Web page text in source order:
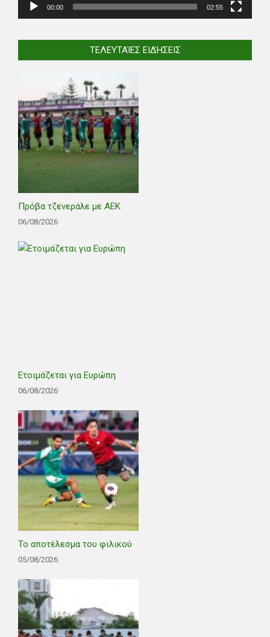
00:00 02:55
ΤΕΛΕΥΤΑΊΕΣ ΕΙΔΉΣΕΙΣ
Πρόβα τζενεράλε με ΑΕΚ
06/08/2026
Ετοιμάζεται για Ευρώπη
06/08/2026
Το αποτέλεσμα του φιλικού
05/08/2026